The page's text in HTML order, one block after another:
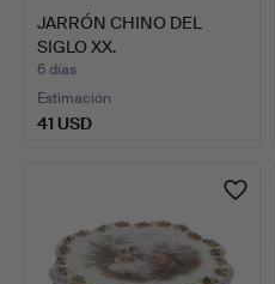
JARRÓN CHINO DEL
SIGLO XX.
6 días
Estimación
41 USD